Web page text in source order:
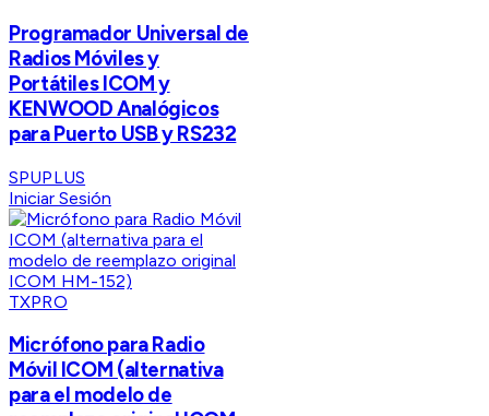
Programador Universal de
Radios Móviles y
Portátiles ICOM y
KENWOOD Analógicos
para Puerto USB y RS232
SPUPLUS
Iniciar Sesión
TXPRO
Micrófono para Radio
Móvil ICOM (alternativa
para el modelo de